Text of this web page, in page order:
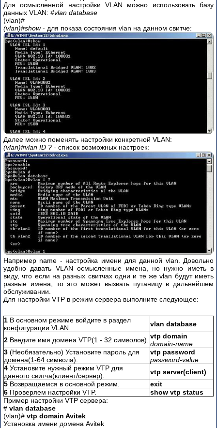
Для осмысленной настройки VLAN можно использовать базу
данных VLAN: #vlan database
(vlan)#
(vlan)#show- для показа состояния vlan на данном свитче:
Далее можно поменять настройки конкретной VLAN:
(vlan)#vlan ID ? - список возможных настроек:
Например name - настройка имени для данной vlan. Довольно
удобно давать VLAN осмысленные имена, но нужно иметь в
виду, что если на разных свитчах одни и те же vlan будут иметь
разные имена, то это может вызвать путаницу в дальнейшем
обслуживании.
Для настройки VTP в режим сервера выполните следующее:
1 В основном режиме войдите в раздел
конфигурации VLAN.
vlan database
2 Введите имя домена VTP(1 - 32 символов). vtp domain
domain-name
3 (Необязательно) Установите пароль для
домена(1-64 символа).
vtp password
password-value
4 Установите нужный режим VTP для
данного свитча(клиент/сервер).
vtp server(client)
5 Возвращаемся в основной режим.
exit
6 Проверяем настройки VTP.
show vtp status
Пример настройки VTP сервера:
# vlan database
(vlan)# vtp domain Avitek
Установка имени домена Avitek